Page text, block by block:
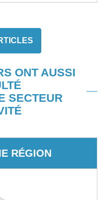
ONT AUSSI
SECTEUR
RÉGION